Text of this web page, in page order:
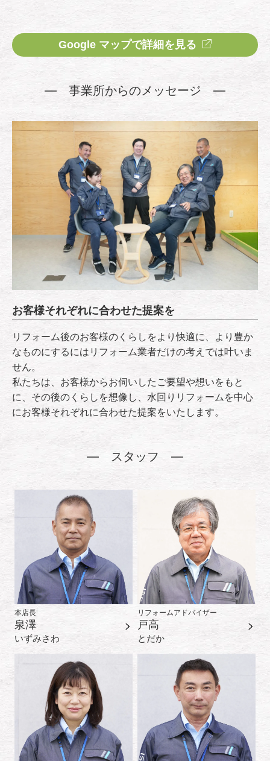
Google マップで詳細を見る
事業所からのメッセージ
お客様それぞれに合わせた提案を
リフォーム後のお客様のくらしをより快適に、より豊か
なものにするにはリフォーム業者だけの考えでは叶いま
せん。
私たちは、お客様からお伺いしたご要望や想いをもと
に、その後のくらしを想像し、水回りリフォームを中心
にお客様それぞれに合わせた提案をいたします。
スタッフ
本店長
泉澤
いずみさわ
リフォームアドバイザー
戸高
とだか